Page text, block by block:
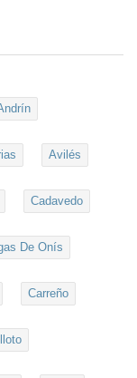
Avilés
Cadavedo
De Onís
Carreño